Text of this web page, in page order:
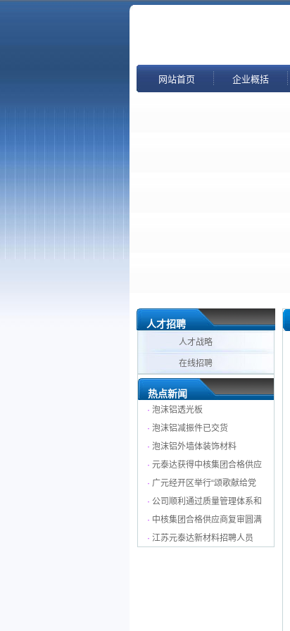
网站首页 企业概括
人才招聘
人才战略
在线招聘
热点新闻
· 泡沫铝透光板
· 泡沫铝减振件已交货
· 泡沫铝外墙体装饰材料
· 元泰达获得中核集团合格供应
· 广元经开区举行“颂歌献给党
· 公司顺利通过质量管理体系和
· 中核集团合格供应商复审圆满
· 江苏元泰达新材料招聘人员